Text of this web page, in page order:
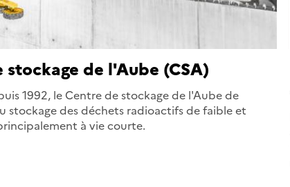
stockage de l'Aube (CSA)
1992, le Centre de stockage de l'Aube de
stockage des déchets radioactifs de faible et
à vie courte.